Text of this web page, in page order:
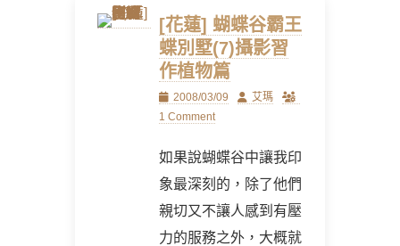
[花蓮] 蝴蝶谷霸王
蝶別墅(7)攝影習
作植物篇
Posted
on
2008/03/09 Author
艾瑪
1 Comment
如果說蝴蝶谷中讓我印
象最深刻的，除了他們
親切又不讓人感到有壓
力的服務之外，大概就